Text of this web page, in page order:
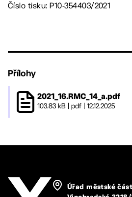
Číslo tisku: P10-354403/2021
Přílohy
2021_16.RMC_14_a.pdf
103.83 kB pdf 12.12.2025
Úřad městské